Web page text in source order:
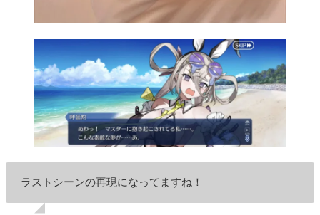
ラストシーンの再現になってますね！